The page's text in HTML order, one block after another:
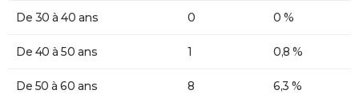
De 30 à 40 ans 0 0 %
De 40 à 50 ans 1 0,8 %
De 50 à 60 ans 8 6,3 %